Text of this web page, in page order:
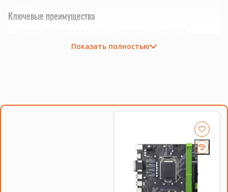
Ключевые преимущества
контроллером или платой.
Сокет LGA1155; важно сверить поддержку BIOS и платы.
Если есть сомнения по совместимости, подберём
подходящую плату, процессор, память, накопитель или
серверную корзину под вашу конфигурацию. Для серверных
комплектующих особенно важно сверить поколение
платформы, форм-фактор, интерфейс и part number.
Показать полностью